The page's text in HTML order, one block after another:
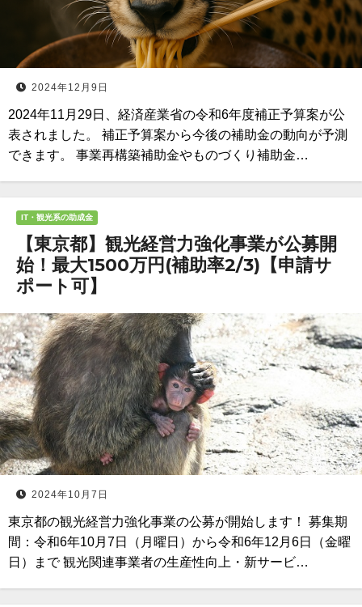
2024年12月9日
2024年11月29日、経済産業省の令和6年度補正予算案が公
表されました。 補正予算案から今後の補助金の動向が予測
できます。 事業再構築補助金やものづくり補助金…
IT・観光系の助成金
【東京都】観光経営力強化事業が公募開
始！最大1500万円(補助率2/3)【申請サ
ポート可】
2024年10月7日
東京都の観光経営力強化事業の公募が開始します！ 募集期
間：令和6年10月7日（月曜日）から令和6年12月6日（金曜
日）まで 観光関連事業者の生産性向上・新サービ…